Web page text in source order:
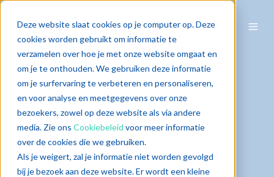
Deze website slaat cookies op je computer op. Deze
cookies worden gebruikt om informatie te
verzamelen over hoe je met onze website omgaat en
om je te onthouden. We gebruiken deze informatie
om je surfervaring te verbeteren en personaliseren,
en voor analyse en meetgegevens over onze
bezoekers, zowel op deze website als via andere
media. Zie ons Cookiebeleid voor meer informatie
over de cookies die we gebruiken.
Als je weigert, zal je informatie niet worden gevolgd
bij je bezoek aan deze website. Er wordt een kleine